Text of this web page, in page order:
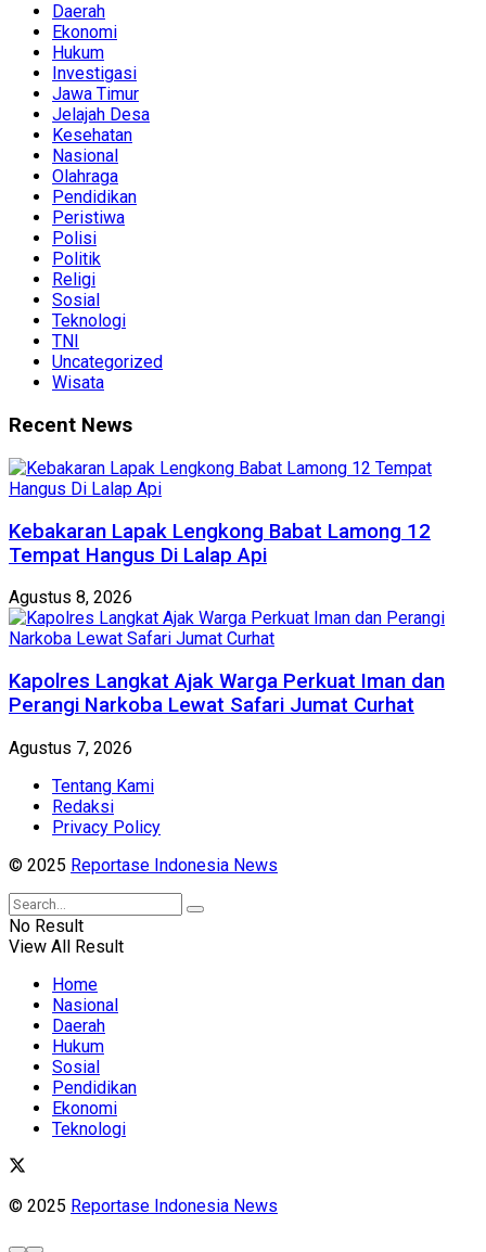
Daerah
Ekonomi
Hukum
Investigasi
Jawa Timur
Jelajah Desa
Kesehatan
Nasional
Olahraga
Pendidikan
Peristiwa
Polisi
Politik
Religi
Sosial
Teknologi
TNI
Uncategorized
Wisata
Recent News
Kebakaran Lapak Lengkong Babat Lamong 12
Tempat Hangus Di Lalap Api
Agustus 8, 2026
Kapolres Langkat Ajak Warga Perkuat Iman dan
Perangi Narkoba Lewat Safari Jumat Curhat
Agustus 7, 2026
Tentang Kami
Redaksi
Privacy Policy
© 2025 Reportase Indonesia News
No Result
View All Result
Home
Nasional
Daerah
Hukum
Sosial
Pendidikan
Ekonomi
Teknologi
© 2025 Reportase Indonesia News